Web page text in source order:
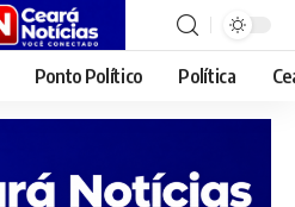
Ponto Político Política